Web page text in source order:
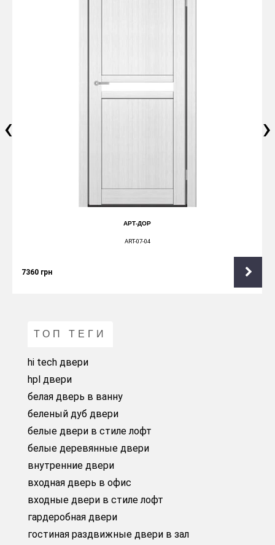
АРТ-ДОР
ART-07-04
7360 грн
‹ ›
ТОП ТЕГИ
hi tech двери
hpl двери
белая дверь в ванну
беленый дуб двери
белые двери в стиле лофт
белые деревянные двери
внутренние двери
входная дверь в офис
входные двери в стиле лофт
гардеробная двери
гостиная раздвижные двери в зал